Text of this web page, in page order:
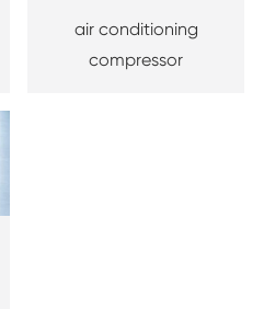
air conditioning
compressor